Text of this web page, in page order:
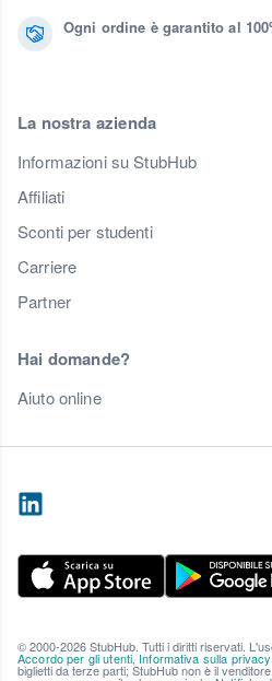
Ogni ordine è garantito al
La nostra azienda
Informazioni su StubHub
Affiliati
Sconti per studenti
Carriere
Partner
Hai domande?
Aiuto online
© 2000-2026 StubHub. Tutti i diritti riservati.
Accordo per gli utenti, Informativa sulla privacy
biglietti da terze parti; StubHub non è il